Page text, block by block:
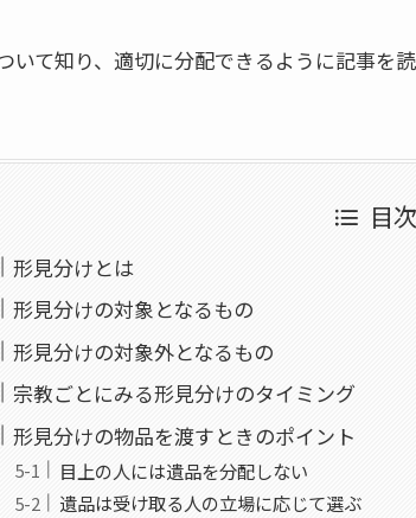
いて知り、適切に分配できるように記事を読
目次
形見分けとは
形見分けの対象となるもの
形見分けの対象外となるもの
宗教ごとにみる形見分けのタイミング
形見分けの物品を渡すときのポイント
目上の人には遺品を分配しない
遺品は受け取る人の立場に応じて選ぶ